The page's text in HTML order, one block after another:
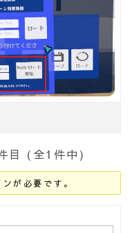
目 (全1件中)
が必要です。